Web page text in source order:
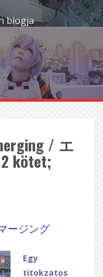
blogja
/ エ
kötet;
マージング
Egy
titokzatos